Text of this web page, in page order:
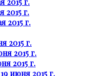
2015 г.
2015 г.
2015 г.
2015 г.
2015 г.
июня 2015 г.